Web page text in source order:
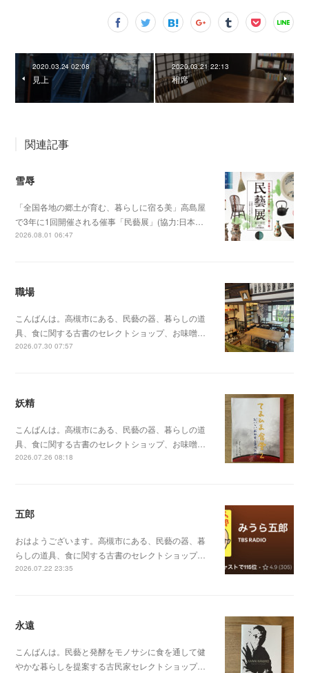
2020.03.24 02:08
見上
2020.03.21 22:13
相席
関連記事
雪辱
「全国各地の郷土が育む、暮らしに宿る美」高島屋
で3年に1回開催される催事「民藝展」(協力:日本…
2026.08.01 06:47
職場
こんばんは。高槻市にある、民藝の器、暮らしの道
具、食に関する古書のセレクトショップ、お味噌…
2026.07.30 07:57
妖精
こんばんは。高槻市にある、民藝の器、暮らしの道
具、食に関する古書のセレクトショップ、お味噌…
2026.07.26 08:18
五郎
おはようございます。高槻市にある、民藝の器、暮
らしの道具、食に関する古書のセレクトショップ…
2026.07.22 23:35
永遠
こんばんは。民藝と発酵をモノサシに食を通して健
やかな暮らしを提案する古民家セレクトショップ…